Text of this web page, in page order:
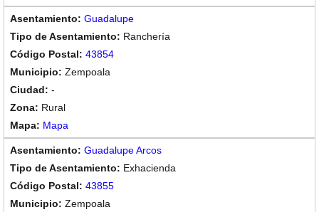
Guadalupe
Ranchería
43854
Zempoala
-
Rural
Mapa
Guadalupe Arcos
Exhacienda
43855
Zempoala